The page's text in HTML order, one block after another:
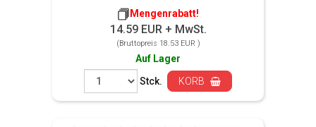
Mengenrabatt!
14.59 EUR + MwSt.
(Bruttopreis 18.53 EUR )
Auf Lager
Stck.
KORB